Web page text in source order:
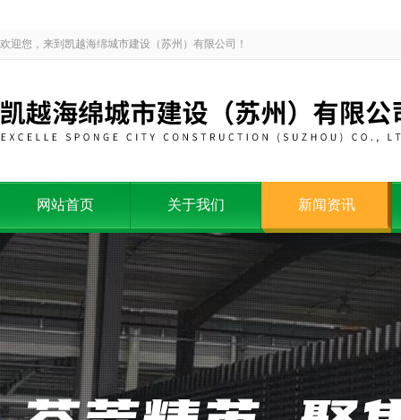
欢迎您，来到凯越海绵城市建设（苏州）有限公司！
网站首页 关于我们 新闻资讯